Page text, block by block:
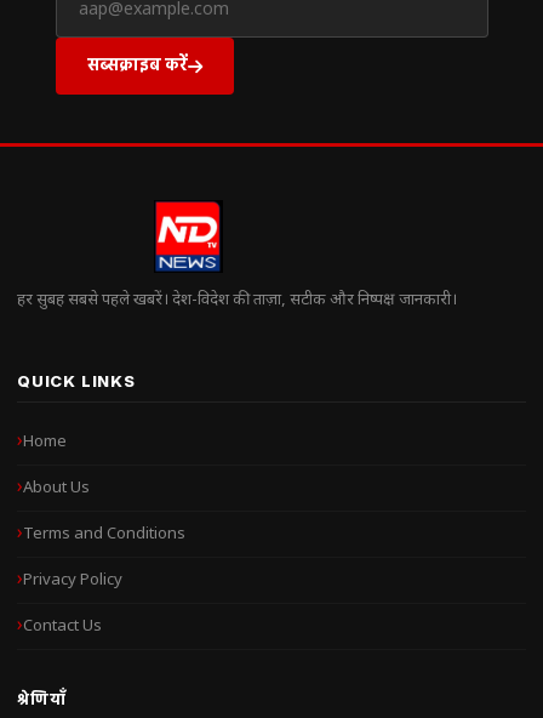
सब्सक्राइब करें
हर सुबह सबसे पहले खबरें। देश-विदेश की ताज़ा, सटीक और निष्पक्ष जानकारी।
QUICK LINKS
Home
About Us
Terms and Conditions
Privacy Policy
Contact Us
श्रेणियाँ